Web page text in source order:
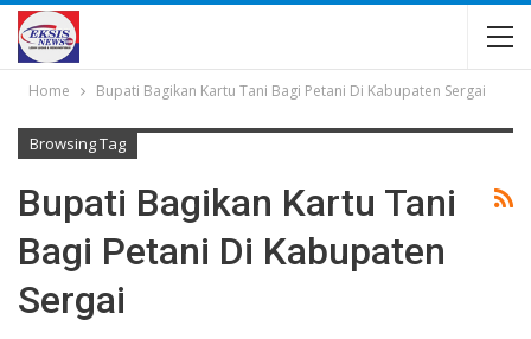
Home Bupati Bagikan Kartu Tani Bagi Petani Di Kabupaten Sergai
Browsing Tag
Bupati Bagikan Kartu Tani
Bagi Petani Di Kabupaten
Sergai